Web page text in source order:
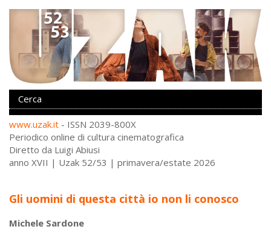
www.uzak.it - ISSN 2039-800X
Periodico online di cultura cinematografica
Diretto da Luigi Abiusi
anno XVII | Uzak 52/53 | primavera/estate 2026
Gli uomini di questa città io non li conosco
Michele Sardone